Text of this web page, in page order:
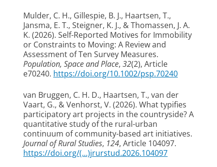
Mulder, C. H., Gillespie, B. J., Haartsen, T.,
Jansma, E. T., Steigner, K. J., & Thomassen, J. A.
K. (2026). Self-Reported Motives for Immobility
or Constraints to Moving: A Review and
Assessment of Ten Survey Measures.
Population, Space and Place, 32(2), Article
e70240. https://doi.org/10.1002/psp.70240
van Bruggen, C. H. D., Haartsen, T., van der
Vaart, G., & Venhorst, V. (2026). What typifies
participatory art projects in the countryside? A
quantitative study of the rural-urban
continuum of community-based art initiatives.
Journal of Rural Studies, 124, Article 104097.
https://doi.org/(...)jrurstud.2026.104097